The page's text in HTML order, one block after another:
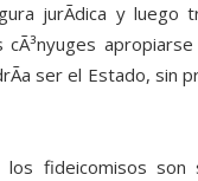
jurÃ­dica y luego
ser el Estado, sin
fideicomisos